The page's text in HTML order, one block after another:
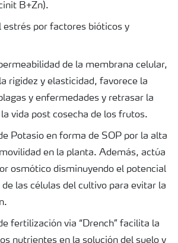
B+Zn).
estrés por factores bióticos y
de la membrana celular,
rigidez y elasticidad, favorece la
y enfermedades y retrasar la
vida post cosecha de los frutos.
Potasio en forma de SOP por la alta
en la planta. Además, actúa
osmótico disminuyendo el potencial
las células del cultivo para evitar la
fertilización via “Drench” facilita la
nutrientes en la solución del suelo y